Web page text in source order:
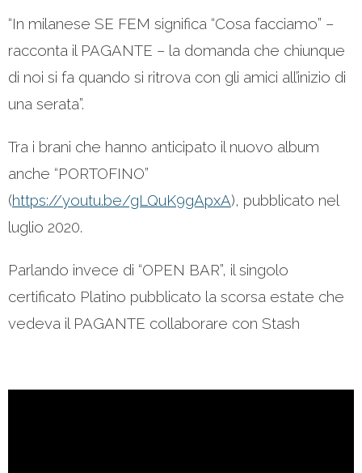
“In milanese SE FEM significa “Cosa facciamo” –
racconta il PAGANTE – la domanda che chiunque
di noi si fa quando si ritrova con gli amici all’inizio di
una serata”.
Tra i brani che hanno anticipato il nuovo album
anche “PORTOFINO”
(https://youtu.be/gLQuK9gApxA), pubblicato nel
luglio 2020.
Parlando invece di “OPEN BAR”, il singolo
certificato Platino pubblicato la scorsa estate che
vedeva il PAGANTE collaborare con Stash